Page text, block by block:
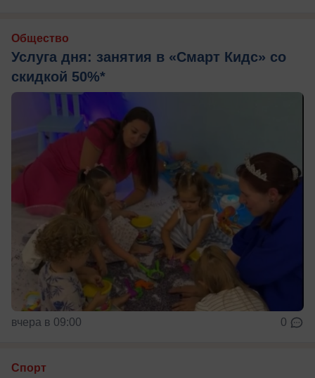
Общество
Услуга дня: занятия в «Смарт Кидс» со
скидкой 50%*
вчера в 09:00 0
Спорт